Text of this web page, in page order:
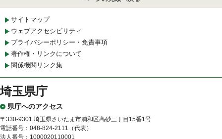
サイトマップ
ウェブアクセシビリティ
プライバシーポリシー・免責事項
著作権・リンクについて
関係機関リンク集
埼玉県庁
県庁へのアクセス
〒330-9301 埼玉県さいたま市浦和区高砂三丁目15番1号
電話番号：048-824-2111（代表）
法人番号：1000020110001